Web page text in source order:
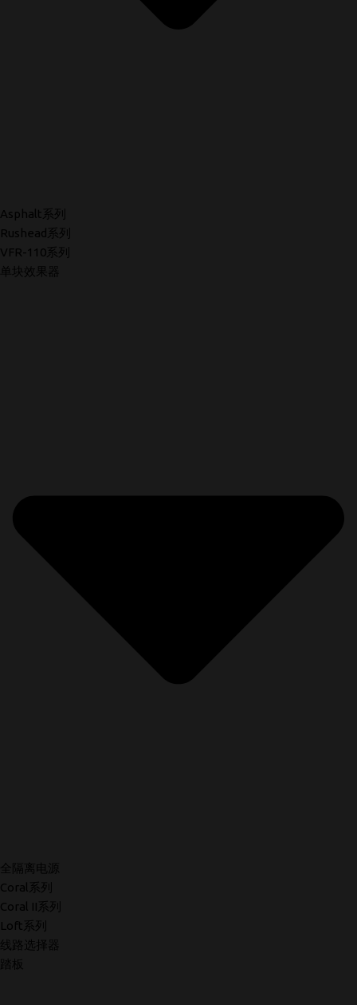
Asphalt系列
Rushead系列
VFR-110系列
单块效果器
全隔离电源
Coral系列
Coral II系列
Loft系列
线路选择器
踏板